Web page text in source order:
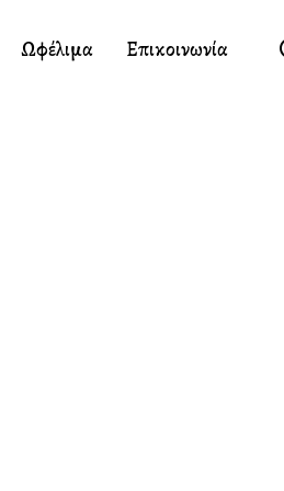
Ωφέλιμα Επικοινωνία